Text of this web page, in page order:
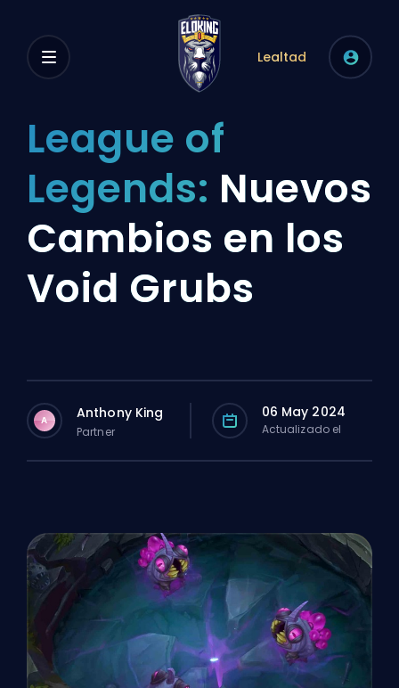
Lealtad
League of
Legends: Nuevos
Cambios en los
Void Grubs
A Anthony King
Partner
06 May 2024
Actualizado el